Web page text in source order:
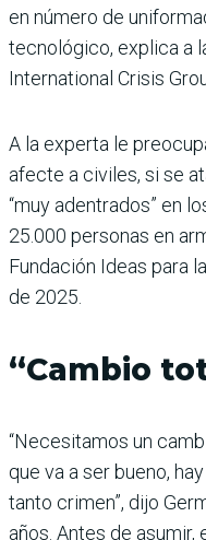
en número de
tecnológico, explica a
International Crisis
A la experta le
afecte a civiles, si se
“muy adentrados” en
25.000 personas en
Fundación Ideas para
de 2025.
“Cambio
“Necesitamos un
que va a ser bueno,
tanto crimen”, dijo
años. Antes de